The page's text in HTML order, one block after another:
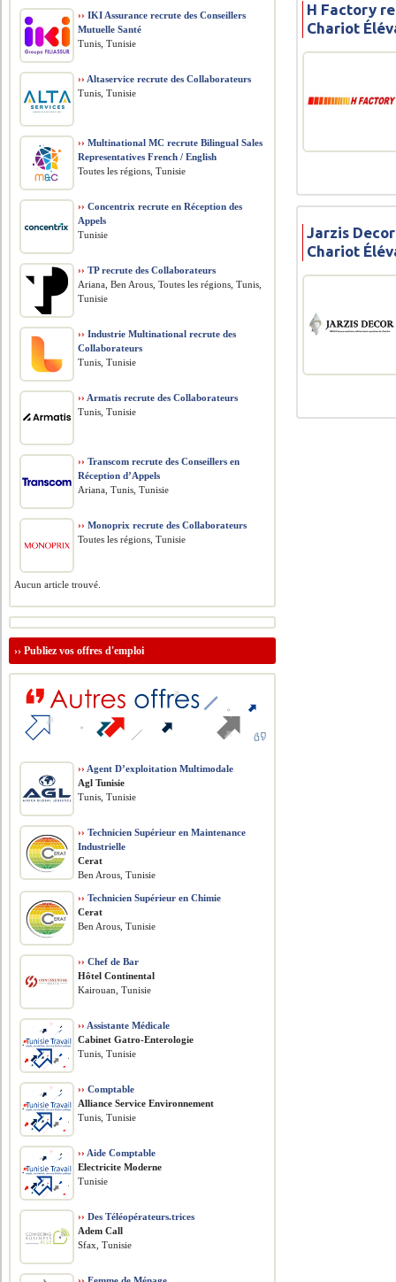
H Factory
Chariot
Jarzis
Chariot
›› IKI Assurance recrute des Conseillers
Mutuelle Santé
Tunis, Tunisie
›› Altaservice recrute des Collaborateurs
Tunis, Tunisie
›› Multinational MC recrute Bilingual Sales
Representatives French / English
Toutes les régions, Tunisie
›› Concentrix recrute en Réception des
Appels
Tunisie
›› TP recrute des Collaborateurs
Ariana, Ben Arous, Toutes les régions, Tunis,
Tunisie
›› Industrie Multinational recrute des
Collaborateurs
Tunis, Tunisie
›› Armatis recrute des Collaborateurs
Tunis, Tunisie
›› Transcom recrute des Conseillers en
Réception d’Appels
Ariana, Tunis, Tunisie
›› Monoprix recrute des Collaborateurs
Toutes les régions, Tunisie
Aucun article trouvé.
››Publiez vos offres d'emploi
›› Agent D’exploitation Multimodale
Agl Tunisie
Tunis, Tunisie
›› Technicien Supérieur en Maintenance
Industrielle
Cerat
Ben Arous, Tunisie
›› Technicien Supérieur en Chimie
Cerat
Ben Arous, Tunisie
›› Chef de Bar
Hôtel Continental
Kairouan, Tunisie
›› Assistante Médicale
Cabinet Gatro-Enterologie
Tunis, Tunisie
›› Comptable
Alliance Service Environnement
Tunis, Tunisie
›› Aide Comptable
Electricite Moderne
Tunisie
›› Des Téléopérateurs.trices
Adem Call
Sfax, Tunisie